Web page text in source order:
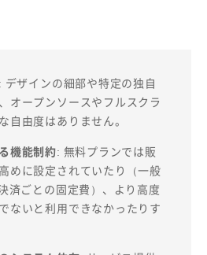
: デザインの細部や特定の独自
オープンソースやフルスクラ
自由度はありません。
機能制約: 無料プランでは販
めに設定されていたり（一般
済ごとの固定費）、より高度
ないと利用できなかったりす